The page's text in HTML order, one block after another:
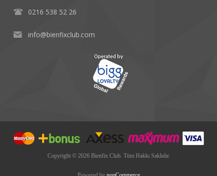
0216 538 52 26
info@bienfixclub.com
Copyright © 2026 Bienfix Club. Tüm Hakkı Saklıdır.